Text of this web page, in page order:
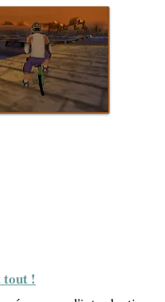
tout !